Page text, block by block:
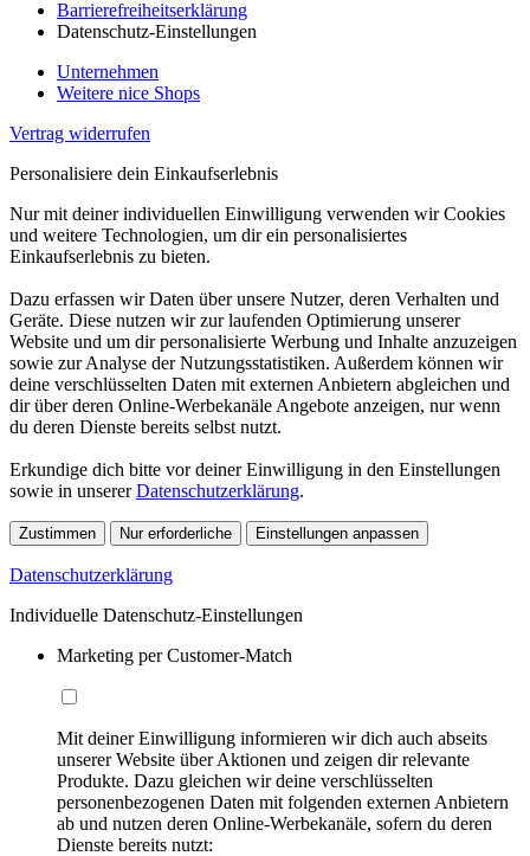
Barrierefreiheitserklärung
Datenschutz-Einstellungen
Unternehmen
Weitere nice Shops
Vertrag widerrufen
Personalisiere dein Einkaufserlebnis
Nur mit deiner individuellen Einwilligung verwenden wir Cookies
und weitere Technologien, um dir ein personalisiertes
Einkaufserlebnis zu bieten.
Dazu erfassen wir Daten über unsere Nutzer, deren Verhalten und
Geräte. Diese nutzen wir zur laufenden Optimierung unserer
Website und um dir personalisierte Werbung und Inhalte anzuzeigen
sowie zur Analyse der Nutzungsstatistiken. Außerdem können wir
deine verschlüsselten Daten mit externen Anbietern abgleichen und
dir über deren Online-Werbekanäle Angebote anzeigen, nur wenn
du deren Dienste bereits selbst nutzt.
Erkundige dich bitte vor deiner Einwilligung in den Einstellungen
sowie in unsererDatenschutzerklärung.
Zustimmen Nur erforderliche Einstellungen anpassen
Datenschutzerklärung
Individuelle Datenschutz-Einstellungen
Marketing per Customer-Match
Mit deiner Einwilligung informieren wir dich auch abseits
unserer Website über Aktionen und zeigen dir relevante
Produkte. Dazu gleichen wir deine verschlüsselten
personenbezogenen Daten mit folgenden externen Anbietern
ab und nutzen deren Online-Werbekanäle, sofern du deren
Dienste bereits nutzt: